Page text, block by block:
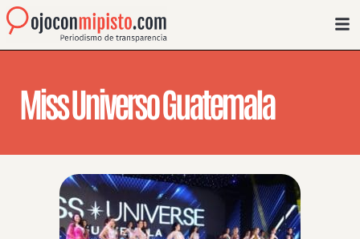
Miss Universo Guatemala